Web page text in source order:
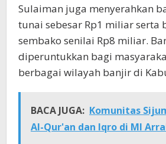
Sulaiman juga menyerahkan
tunai sebesar Rp1 miliar serta
sembako senilai Rp8 miliar.
diperuntukkan bagi
berbagai wilayah banjir di
BACA JUGA: Komunitas
Al-Qur'an dan Iqro di MI